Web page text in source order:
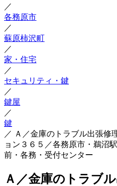
／
各務原市
／
蘇原柿沢町
／
家・住宅
／
セキュリティ・鍵
／
鍵屋
／
鍵
／ Ａ／金庫のトラブル出張修
ョン３６５／各務原市・鵜沼
前・各務・受付センター
Ａ／金庫のトラブ